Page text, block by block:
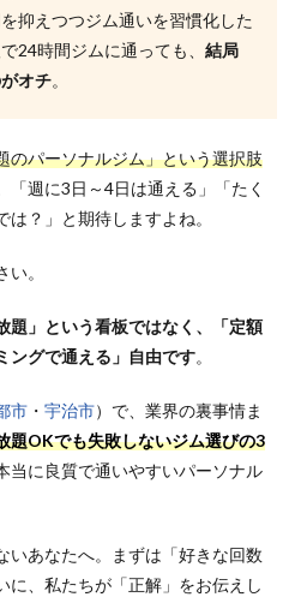
抑えつつジム通いを習慣化した
24時間ジムに通っても、 結局
オチ。
のパーソナルジム」という選択肢
「週に3日～4日は通える」「たく
？」と期待しますよね。
。
題」という看板ではなく、「定額
ングで通える」自由です。
市 ・ 宇治市）で、業界の裏事情ま
題OKでも失敗しないジム選びの3
本当に良質で通いやすいパーソナル
いあなたへ。まずは「好きな回数
に、私たちが 「正解」をお伝えし